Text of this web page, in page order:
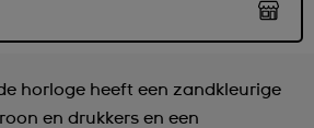
horloge heeft een zandkleurige
en drukkers en een